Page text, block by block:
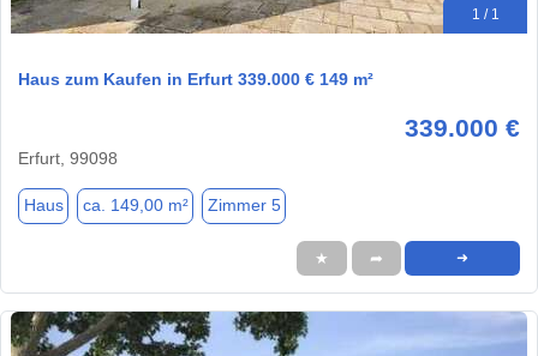
1 / 1
Haus zum Kaufen in Erfurt 339.000 € 149 m²
339.000 €
Erfurt, 99098
Haus ca. 149,00 m² Zimmer 5
★ ➦ ➜